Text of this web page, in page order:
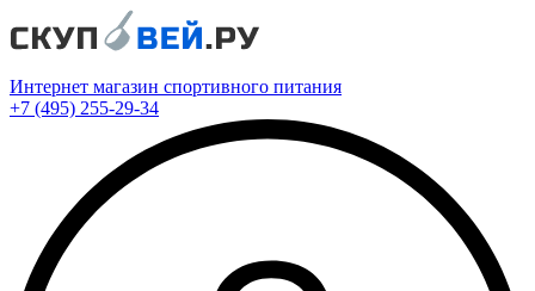
Интернет магазин спортивного питания
+7 (495) 255-29-34